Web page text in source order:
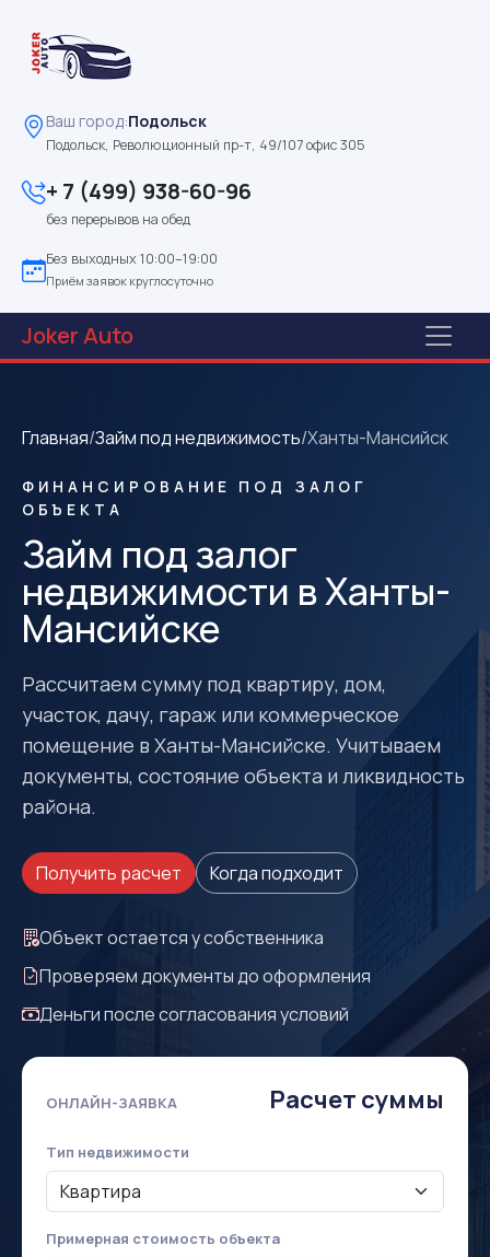
Ваш город:Подольск
Подольск, Революционный пр-т, 49/107 офис 305
+ 7 (499) 938-60-96
без перерывов на обед
Без выходных 10:00–19:00
Приём заявок круглосуточно
JokerAuto
Главная/Займ под недвижимость/Ханты-Мансийск
ФИНАНСИРОВАНИЕ ПОД ЗАЛОГ
ОБЪЕКТА
Займ под залог
недвижимости в Ханты-
Мансийске
Рассчитаем сумму под квартиру, дом,
участок, дачу, гараж или коммерческое
помещение в Ханты-Мансийске. Учитываем
документы, состояние объекта и ликвидность
района.
Получить расчет Когда подходит
Объект остается у собственника
Проверяем документы до оформления
Деньги после согласования условий
ОНЛАЙН-ЗАЯВКА Расчет суммы
Тип недвижимости
Примерная стоимость объекта